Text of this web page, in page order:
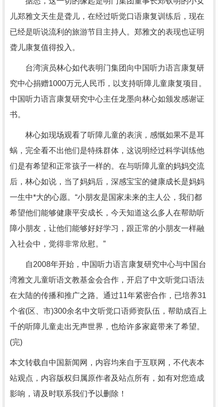
儿郑雅文天生是聋儿，在经过听觉口语康复训练后，现在
已经是听说流利的旅游节目主持人。郑雅文的表现也证明
聋儿康复值得投入。
台湾演员林心如代表明门集团向中国听力语言康复研
究中心捐赠1000万元人民币，以支持听障儿童康复项目。
中国听力语言康复研究中心主任龙墨向林心如颁发感谢证
书。
林心如现场观看了听障儿童的表演，感慨如果不是耳
蜗，完全看不出他们是特殊群体，这说明经过科学训练他
们是有希望和正常孩子一样的。在与听障儿童的妈妈交流
后，林心如说，当了妈妈后，深感宝宝的健康成长是妈妈
一生中*大的心愿。“小朋友是国家未来的主人公，我们都
希望他们能够健康平安成长，今天知道这么多人在帮助听
障小朋友，让他们能够好好学习，跟正常的小朋友一样融
入社会中，觉得非常欣慰。”
自2008年开始，中国听力语言康复研究中心与中国台
湾雅文儿童听语文教基金会合作，开启了中文听觉口语法
在大陆的传播和推广之路。通过11年紧密合作，已培养31
个省(区、市)300余名中文听觉口语师资队伍，帮助成百上
千的听障儿童走出无声世界，也给许多家庭带来了希望。
(完)
本文转载自中国新闻网，内容均来自于互联网，不代表本
站观点，内容版权归属原作者及站点所有，如有对您造成
影响，请及时联系我们予以删除！